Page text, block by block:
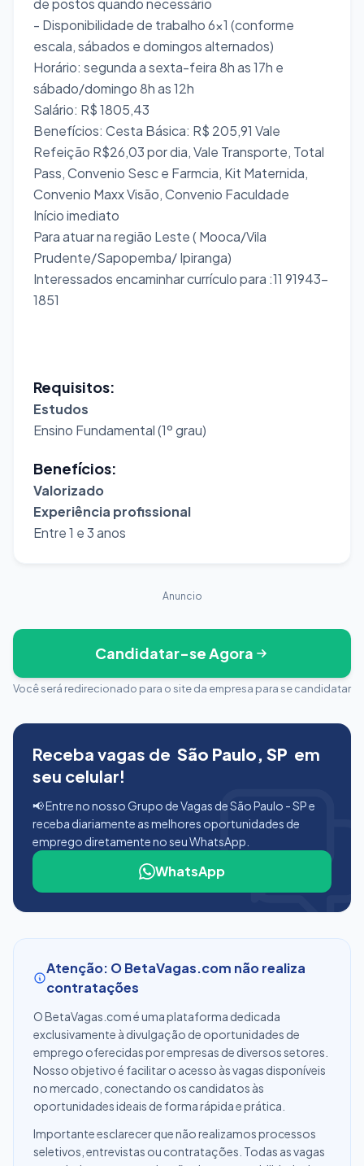
de postos quando necessário
- Disponibilidade de trabalho 6x1 (conforme
escala, sábados e domingos alternados)
Horário: segunda a sexta-feira 8h as 17h e
sábado/domingo 8h as 12h
Salário: R$ 1805,43
Benefícios: Cesta Básica: R$ 205,91 Vale
Refeição R$26,03 por dia, Vale Transporte, Total
Pass, Convenio Sesc e Farmcia, Kit Maternida,
Convenio Maxx Visão, Convenio Faculdade
Início imediato
Para atuar na região Leste ( Mooca/Vila
Prudente/Sapopemba/ Ipiranga)
Interessados encaminhar currículo para :11 91943-
1851
Requisitos:
Estudos
Ensino Fundamental (1º grau)
Benefícios:
Valorizado
Experiência profissional
Entre 1 e 3 anos
Anuncio
Candidatar-se Agora
Você será redirecionado para o site da empresa para se candidatar
Receba vagas de São Paulo, SP em
seu celular!
📢 Entre no nosso Grupo de Vagas de São Paulo - SP e
receba diariamente as melhores oportunidades de
emprego diretamente no seu WhatsApp.
WhatsApp
Atenção: O BetaVagas.com não realiza
contratações
O BetaVagas.com é uma plataforma dedicada
exclusivamente à divulgação de oportunidades de
emprego oferecidas por empresas de diversos setores.
Nosso objetivo é facilitar o acesso às vagas disponíveis
no mercado, conectando os candidatos às
oportunidades ideais de forma rápida e prática.
Importante esclarecer que não realizamos processos
seletivos, entrevistas ou contratações. Todas as vagas